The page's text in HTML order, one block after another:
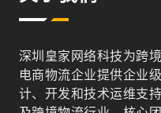
深圳皇家网络科技为跨
电商物流企业提供企业
计、开发和技术运维支